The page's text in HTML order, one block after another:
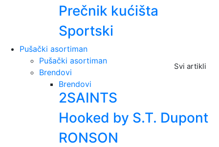
Prečnik kućišta
Sportski
Pušački asortiman
Svi artikli
Pušački asortiman
Brendovi
Brendovi
2SAINTS
Hooked by S.T. Dupont
RONSON